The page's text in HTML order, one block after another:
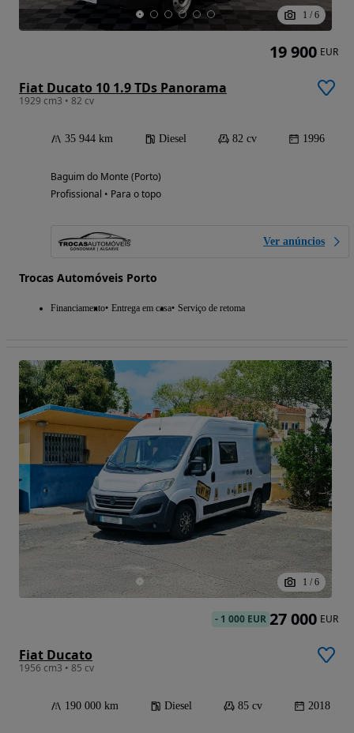
1 / 6
Fiat Ducato 10 1.9 TDs Panorama
1929 cm3 • 82 cv
35 944 km Diesel 82 cv 1996
Baguim do Monte (Porto)
Profissional • Para o topo
Ver anúncios
Trocas Automóveis Porto
Financiamento Entrega em casa Serviço de retoma
19 900 EUR
1 / 6
Fiat Ducato
1956 cm3 • 85 cv
190 000 km Diesel 85 cv 2018
- 1 000 EUR 27 000 EUR